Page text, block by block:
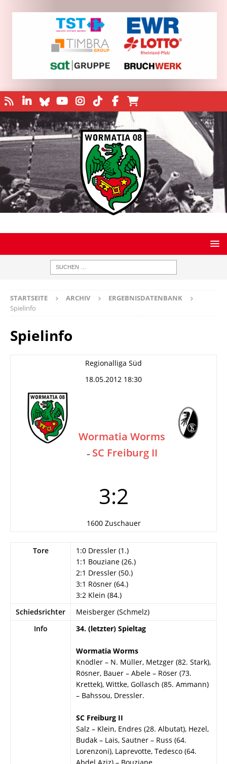
STARTSEITE ARCHIV
ERGEBNISDATENBANK
Spielinfo
Spielinfo
Regionalliga Süd
18.05.2012 18:30
Wormatia Worms
– SC Freiburg II
3:2
1600 Zuschauer
Tore
1:0 Dressler (1.)
1:1 Bouziane (26.)
2:1 Dressler (50.)
3:1 Rösner (64.)
3:2 Klein (84.)
Schiedsrichter
Meisberger (Schmelz)
Info
34. (letzter) Spieltag
Wormatia Worms
Knödler – N. Müller, Metzger (82. Stark),
Rösner, Bauer – Abele – Röser (73.
Krettek), Wittke, Gollasch (85. Ammann)
– Bahssou, Dressler.
SC Freiburg II
Salz – Klein, Endres (28. Albutat), Hezel,
Budak – Lais, Sautner – Russ (64.
Lorenzoni), Laprevotte, Tedesco (64.